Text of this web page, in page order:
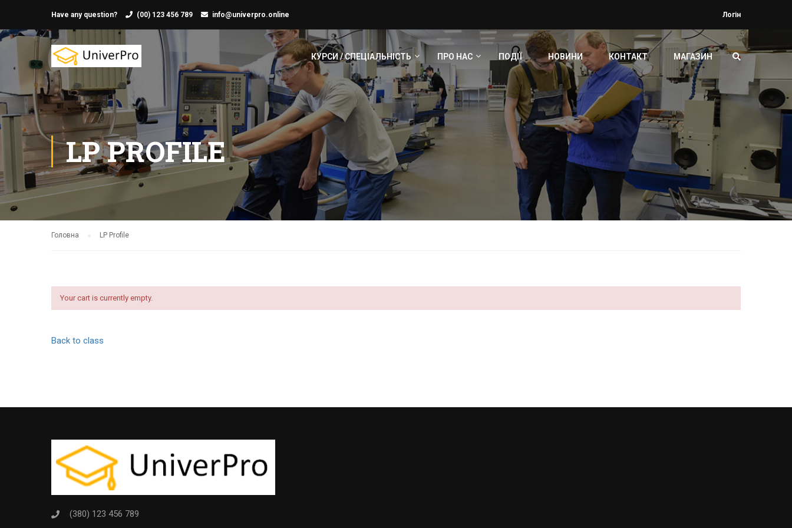
Have any question? (00) 123 456 789 info@univerpro.online Логін
КУРСИ / СПЕЦІАЛЬНІСТЬ ПРО НАС ПОДІЇ НОВИНИ КОНТАКТ МАГАЗИН
LP PROFILE
Головна LP Profile
Your cart is currently empty.
Back to class
(380) 123 456 789